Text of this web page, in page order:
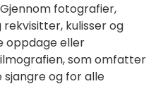
fotografier,
kulisser og
oppdage eller
som omfatter
sjangre og for alle